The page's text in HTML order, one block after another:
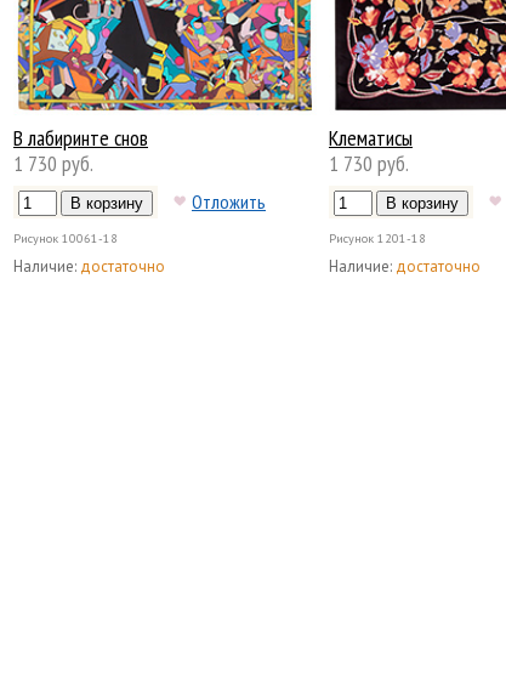
В лабиринте снов
1 730 руб.
Отложить
Рисунок 10061-18
Наличие: достаточно
Клематисы
1 730 руб.
Рисунок 1201-18
Наличие: достаточно